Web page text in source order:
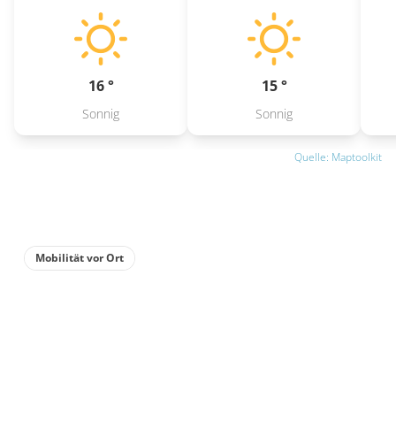
16 °
Sonnig
15 °
Sonnig
Quelle: Maptoolkit
Mobilität vor Ort